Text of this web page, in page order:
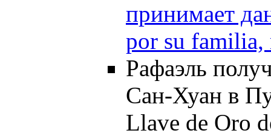
принимает
por su familia,
Рафаэль
Сан-Хуан в
Llave de Oro